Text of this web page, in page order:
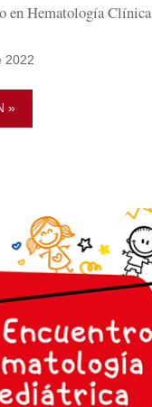
en Hematología Clínica
2022
»